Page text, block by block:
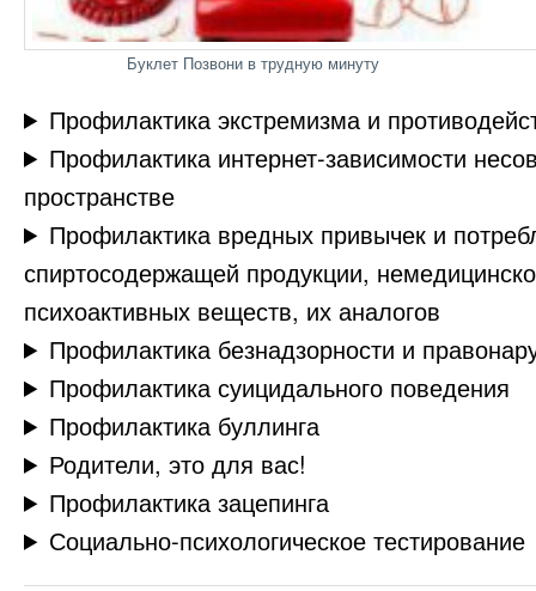
Буклет Позвони в трудную минуту
Профилактика экстремизма и
Профилактика интернет-зависимости
пространстве
Профилактика вредных привычек и
спиртосодержащей продукции,
психоактивных веществ, их аналогов
Профилактика безнадзорности и
Профилактика суицидального поведения
Профилактика буллинга
Родители, это для вас!
Профилактика зацепинга
Социально-психологическое тестирование